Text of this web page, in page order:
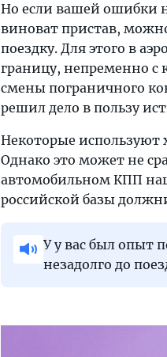
Но если вашей ошибки
виноват пристав,
поездку. Для этого в
границу, непременно с
смены пограничного
решил дело в пользу
Некоторые используют
Однако это может не
автомобильном КПП
российской базы
У у вас был опыт
незадолго до